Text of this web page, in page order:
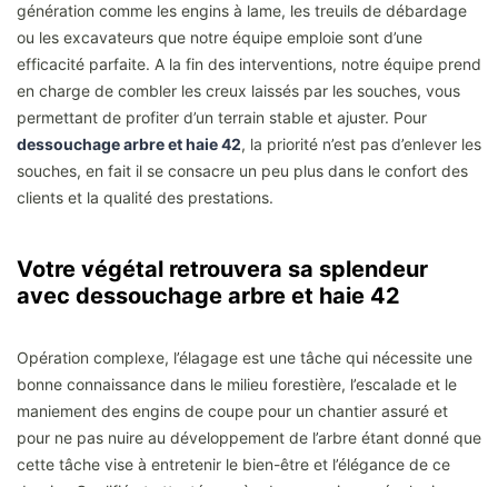
génération comme les engins à lame, les treuils de débardage
ou les excavateurs que notre équipe emploie sont d’une
efficacité parfaite. A la fin des interventions, notre équipe prend
en charge de combler les creux laissés par les souches, vous
permettant de profiter d’un terrain stable et ajuster. Pour
dessouchage arbre et haie 42, la priorité n’est pas d’enlever les
souches, en fait il se consacre un peu plus dans le confort des
clients et la qualité des prestations.
Votre végétal retrouvera sa splendeur
avec dessouchage arbre et haie 42
Opération complexe, l’élagage est une tâche qui nécessite une
bonne connaissance dans le milieu forestière, l’escalade et le
maniement des engins de coupe pour un chantier assuré et
pour ne pas nuire au développement de l’arbre étant donné que
cette tâche vise à entretenir le bien-être et l’élégance de ce